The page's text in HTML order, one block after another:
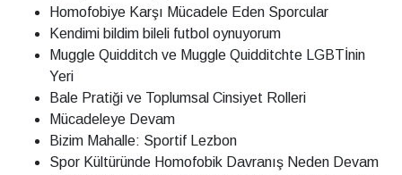
Homofobiye Karşı Mücadele Eden Sporcular
Kendimi bildim bileli futbol oynuyorum
Muggle Quidditch ve Muggle Quidditchte LGBTİnin
Yeri
Bale Pratiği ve Toplumsal Cinsiyet Rolleri
Mücadeleye Devam
Bizim Mahalle: Sportif Lezbon
Spor Kültüründe Homofobik Davranış Neden Devam